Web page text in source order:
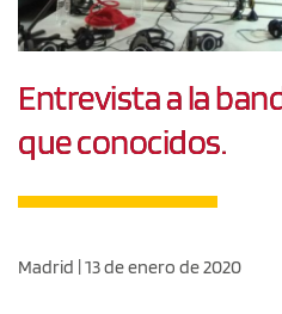
Entrevista a la
que conocidos.
Madrid | 13 de enero de 2020